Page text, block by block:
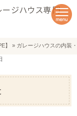
ジハウス専門
】 » ガレージハウスの内装